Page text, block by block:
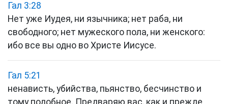
Гал 3:28
Нет уже Иудея, ни язычника; нет раба, ни
свободного; нет мужеского пола, ни женского:
ибо все вы одно во Христе Иисусе.
Гал 5:21
ненависть, убийства, пьянство, бесчинство и
тому подобное. Предваряю вас, как и прежде